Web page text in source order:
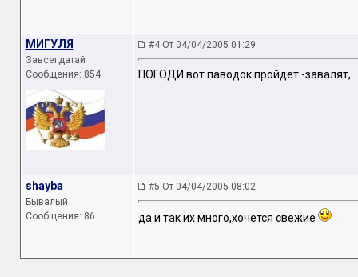
МИГУЛЯ
Завсегдатай
Сообщения: 854
#4 От 04/04/2005 01:29
ПОГОДИ вот паводок пройдет -завалят,
shayba
Бывалый
Сообщения: 86
#5 От 04/04/2005 08:02
да и так их много,хочется свежие